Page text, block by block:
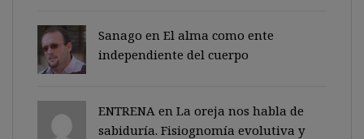
Sanago en El alma como ente
independiente del cuerpo
ENTRENA en La oreja nos habla de
sabiduría. Fisiognomía evolutiva y